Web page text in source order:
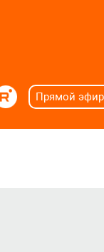
Прямой эфир